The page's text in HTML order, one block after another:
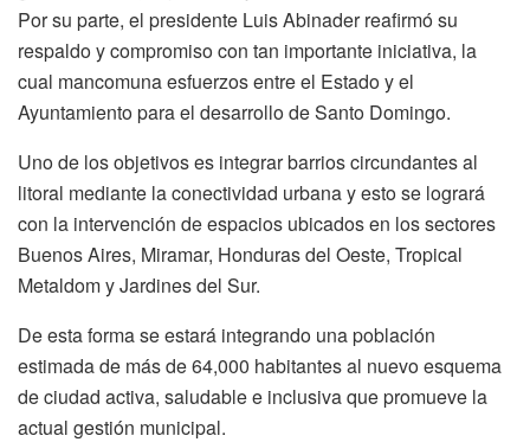
Por su parte, el presidente Luis Abinader reafirmó su
respaldo y compromiso con tan importante iniciativa, la
cual mancomuna esfuerzos entre el Estado y el
Ayuntamiento para el desarrollo de Santo Domingo.
Uno de los objetivos es integrar barrios circundantes al
litoral mediante la conectividad urbana y esto se logrará
con la intervención de espacios ubicados en los sectores
Buenos Aires, Miramar, Honduras del Oeste, Tropical
Metaldom y Jardines del Sur.
De esta forma se estará integrando una población
estimada de más de 64,000 habitantes al nuevo esquema
de ciudad activa, saludable e inclusiva que promueve la
actual gestión municipal.